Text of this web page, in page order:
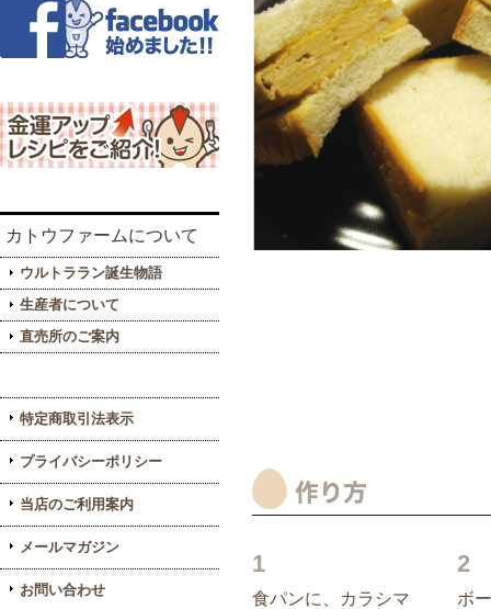
カトウファームについて
ウルトララン誕生物語
生産者について
直売所のご案内
特定商取引法表示
プライバシーポリシー
当店のご利用案内
メールマガジン
お問い合わせ
食パンに、カラシマ
ボ